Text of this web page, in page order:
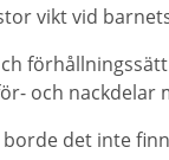
vikt vid
och nackdelar
det inte